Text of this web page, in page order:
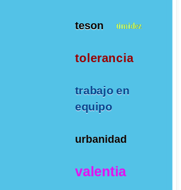
teson timidez
tolerancia
trabajo en
equipo
urbanidad
valentia